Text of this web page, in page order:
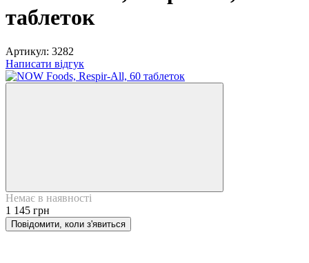
таблеток
Артикул: 3282
Написати відгук
Немає в наявності
1 145 грн
Повідомити, коли з'явиться